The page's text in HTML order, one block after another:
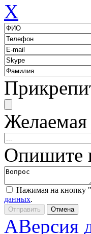
X
Желаемая
Опишите
Нажимая на кнопку
данных.
AВерсия